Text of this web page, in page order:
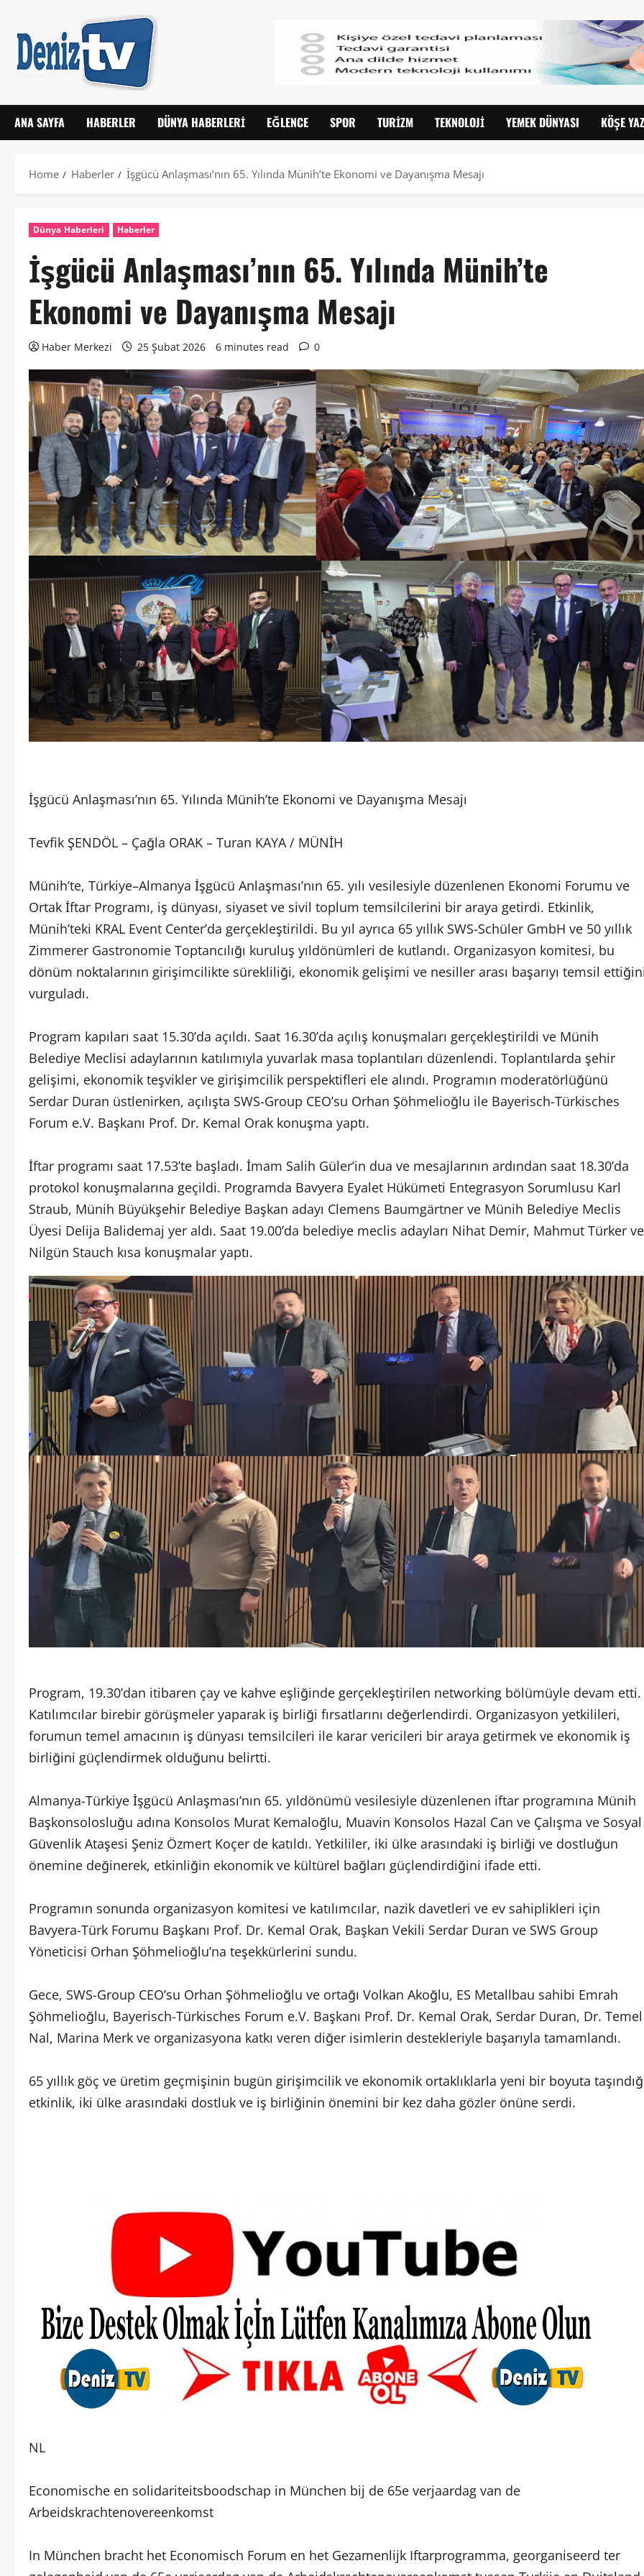
ANA SAYFA HABERLER DÜNYA HABERLERI EĞLENCE SPOR TURIZM TEKNOLOJI YEMEK DÜNYASI KÖŞE
Home Haberler İşgücü Anlaşması’nın 65. Yılında Münih’te Ekonomi ve Dayanışma Mesajı
Dünya Haberleri Haberler
İşgücü Anlaşması’nın 65. Yılında Münih’te
Ekonomi ve Dayanışma Mesajı
Haber Merkezi 25 Şubat 2026 6 minutes read 0
İşgücü Anlaşması’nın 65. Yılında Münih’te Ekonomi ve Dayanışma Mesajı
Tevfik ŞENDÖL – Çağla ORAK – Turan KAYA / MÜNİH
Münih’te, Türkiye–Almanya İşgücü Anlaşması’nın 65. yılı vesilesiyle düzenlenen Ekonomi Forumu ve
Ortak İftar Programı, iş dünyası, siyaset ve sivil toplum temsilcilerini bir araya getirdi. Etkinlik,
Münih’teki KRAL Event Center’da gerçekleştirildi. Bu yıl ayrıca 65 yıllık SWS-Schüler GmbH ve 50 yıllık
Zimmerer Gastronomie Toptancılığı kuruluş yıldönümleri de kutlandı. Organizasyon komitesi, bu
dönüm noktalarının girişimcilikte sürekliliği, ekonomik gelişimi ve nesiller arası başarıyı temsil
vurguladı.
Program kapıları saat 15.30’da açıldı. Saat 16.30’da açılış konuşmaları gerçekleştirildi ve Münih
Belediye Meclisi adaylarının katılımıyla yuvarlak masa toplantıları düzenlendi. Toplantılarda şehir
gelişimi, ekonomik teşvikler ve girişimcilik perspektifleri ele alındı. Programın moderatörlüğünü
Serdar Duran üstlenirken, açılışta SWS-Group CEO’su Orhan Şöhmelioğlu ile Bayerisch-Türkisches
Forum e.V. Başkanı Prof. Dr. Kemal Orak konuşma yaptı.
İftar programı saat 17.53’te başladı. İmam Salih Güler’in dua ve mesajlarının ardından saat 18.30’da
protokol konuşmalarına geçildi. Programda Bavyera Eyalet Hükümeti Entegrasyon Sorumlusu Karl
Straub, Münih Büyükşehir Belediye Başkan adayı Clemens Baumgärtner ve Münih Belediye Meclis
Üyesi Delija Balidemaj yer aldı. Saat 19.00’da belediye meclis adayları Nihat Demir, Mahmut Türker ve
Nilgün Stauch kısa konuşmalar yaptı.
Program, 19.30’dan itibaren çay ve kahve eşliğinde gerçekleştirilen networking bölümüyle devam etti.
Katılımcılar birebir görüşmeler yaparak iş birliği fırsatlarını değerlendirdi. Organizasyon yetkilileri,
forumun temel amacının iş dünyası temsilcileri ile karar vericileri bir araya getirmek ve ekonomik iş
birliğini güçlendirmek olduğunu belirtti.
Almanya-Türkiye İşgücü Anlaşması’nın 65. yıldönümü vesilesiyle düzenlenen iftar programına Münih
Başkonsolosluğu adına Konsolos Murat Kemaloğlu, Muavin Konsolos Hazal Can ve Çalışma ve Sosyal
Güvenlik Ataşesi Şeniz Özmert Koçer de katıldı. Yetkililer, iki ülke arasındaki iş birliği ve dostluğun
önemine değinerek, etkinliğin ekonomik ve kültürel bağları güçlendirdiğini ifade etti.
Programın sonunda organizasyon komitesi ve katılımcılar, nazik davetleri ve ev sahiplikleri için
Bavyera-Türk Forumu Başkanı Prof. Dr. Kemal Orak, Başkan Vekili Serdar Duran ve SWS Group
Yöneticisi Orhan Şöhmelioğlu’na teşekkürlerini sundu.
Gece, SWS-Group CEO’su Orhan Şöhmelioğlu ve ortağı Volkan Akoğlu, ES Metallbau sahibi Emrah
Şöhmelioğlu, Bayerisch-Türkisches Forum e.V. Başkanı Prof. Dr. Kemal Orak, Serdar Duran, Dr. Temel
Nal, Marina Merk ve organizasyona katkı veren diğer isimlerin destekleriyle başarıyla tamamlandı.
65 yıllık göç ve üretim geçmişinin bugün girişimcilik ve ekonomik ortaklıklarla yeni bir boyuta
etkinlik, iki ülke arasındaki dostluk ve iş birliğinin önemini bir kez daha gözler önüne serdi.
NL
Economische en solidariteitsboodschap in München bij de 65e verjaardag van de
Arbeidskrachtenovereenkomst
In München bracht het Economisch Forum en het Gezamenlijk Iftarprogramma, georganiseerd ter